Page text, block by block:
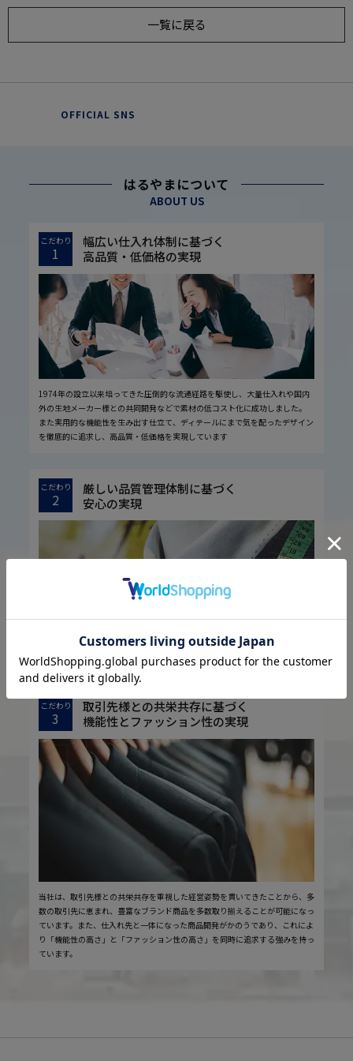
一覧に戻る
OFFICIAL SNS
はるやまについて
ABOUT US
こだわり
1
幅広い仕入れ体制に基づく
高品質・低価格の実現
1974年の設立以来培ってきた圧倒的な流通経路を駆使し、大量仕入れや国内
外の生地メーカー様との共同開発などで素材の低コスト化に成功しました。
また実用的な機能性を生み出す仕立て、ディテールにまで気を配ったデザイン
を徹底的に追求し、高品質・低価格を実現しています
こだわり
2
厳しい品質管理体制に基づく
安心の実現
お客様に安心してお買い物していただくために、厳しい品質検査基準を設定し
ています。
こだわり
3
取引先様との共栄共存に基づく
機能性とファッション性の実現
当社は、取引先様との共栄共存を重視した経営姿勢を貫いてきたことから、多
数の取引先に恵まれ、豊富なブランド商品を多数取り揃えることが可能になっ
ています。また、仕入れ先と一体になった商品開発がかのうであり、これによ
り「機能性の高さ」と「ファッション性の高さ」を同時に追求する強みを持っ
ています。